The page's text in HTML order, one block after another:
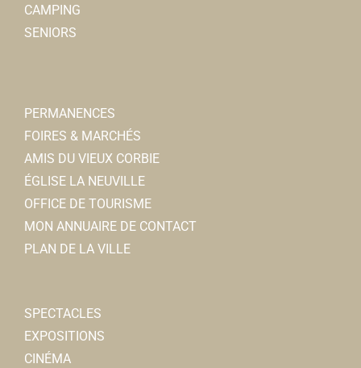
CAMPING
SENIORS
PERMANENCES
FOIRES & MARCHÉS
AMIS DU VIEUX CORBIE
ÉGLISE LA NEUVILLE
OFFICE DE TOURISME
MON ANNUAIRE DE CONTACT
PLAN DE LA VILLE
SPECTACLES
EXPOSITIONS
CINÉMA